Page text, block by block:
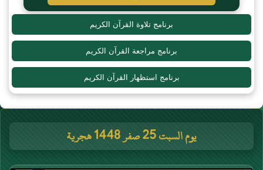
برنامج تلاوة القرآن الكريم
برنامج مراجعة القرآن الكريم
برنامج استظهار القرآن الكريم
يوم السبت 25 صفر 1448 هجرية